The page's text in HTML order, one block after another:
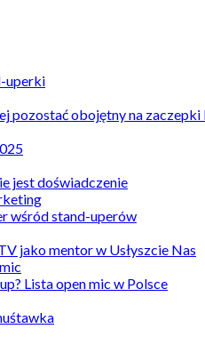
uperki
pozostać obojętny na zaczepki
jest doświadczenie
wśród stand-uperów
jako mentor w Usłyszcie Nas
Lista open mic w Polsce